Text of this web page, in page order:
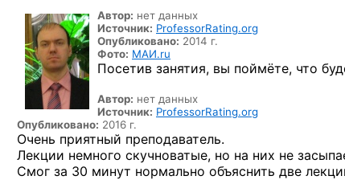
Автор: нет данных
Источник: ProfessorRating.org
Опубликовано: 2014 г.
Фото: МАИ.ru
Посетив занятия, вы поймёте, что
Автор: нет данных
Источник: ProfessorRating.org
Опубликовано: 2016 г.
Очень приятный преподаватель.
Лекции немного скучноватые, но на них не
Смог за 30 минут нормально объяснить две